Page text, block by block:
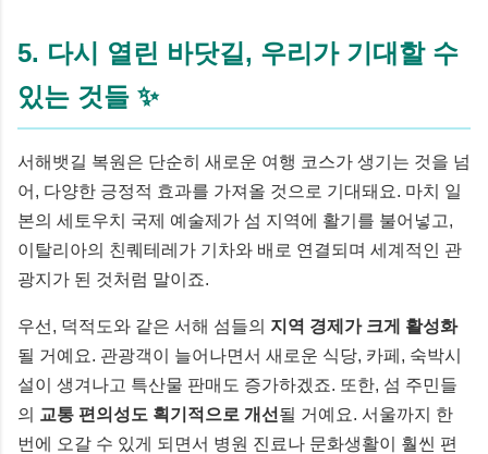
5. 다시 열린 바닷길, 우리가 기대할 수
있는 것들 ✨
서해뱃길 복원은 단순히 새로운 여행 코스가 생기는 것을 넘
어, 다양한 긍정적 효과를 가져올 것으로 기대돼요. 마치 일
본의 세토우치 국제 예술제가 섬 지역에 활기를 불어넣고,
이탈리아의 친퀘테레가 기차와 배로 연결되며 세계적인 관
광지가 된 것처럼 말이죠.
우선, 덕적도와 같은 서해 섬들의 지역 경제가 크게 활성화
될 거예요. 관광객이 늘어나면서 새로운 식당, 카페, 숙박시
설이 생겨나고 특산물 판매도 증가하겠죠. 또한, 섬 주민들
의 교통 편의성도 획기적으로 개선 될 거예요. 서울까지 한
번에 오갈 수 있게 되면서 병원 진료나 문화생활이 훨씬 편